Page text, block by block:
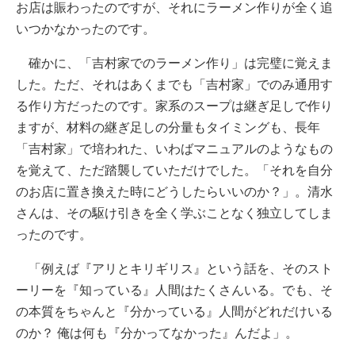
お店は賑わったのですが、それにラーメン作りが全く追
いつかなかったのです。
確かに、「吉村家でのラーメン作り」は完璧に覚えま
した。ただ、それはあくまでも「吉村家」でのみ通用す
る作り方だったのです。家系のスープは継ぎ足しで作り
ますが、材料の継ぎ足しの分量もタイミングも、長年
「吉村家」で培われた、いわばマニュアルのようなもの
を覚えて、ただ踏襲していただけでした。「それを自分
のお店に置き換えた時にどうしたらいいのか？」。清水
さんは、その駆け引きを全く学ぶことなく独立してしま
ったのです。
「例えば『アリとキリギリス』という話を、そのスト
ーリーを『知っている』人間はたくさんいる。でも、そ
の本質をちゃんと『分かっている』人間がどれだけいる
のか？ 俺は何も『分かってなかった』んだよ」。